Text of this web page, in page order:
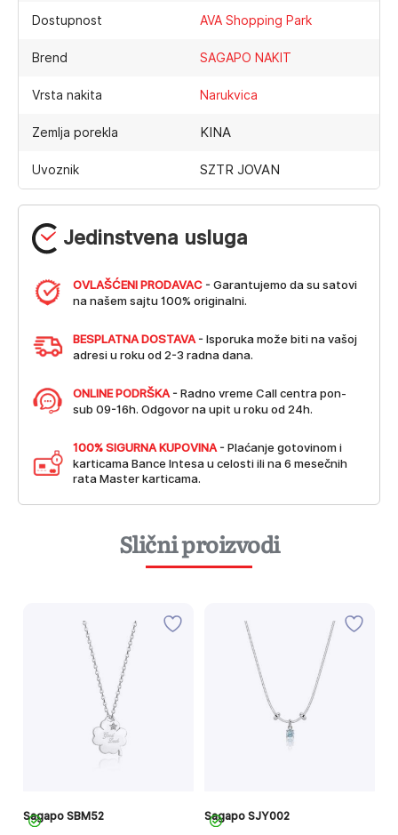
Jedinstvena usluga
OVLAŠĆENI PRODAVAC - Garantujemo da su satovi
na našem sajtu 100% originalni.
BESPLATNA DOSTAVA - Isporuka može biti na vašoj
adresi u roku od 2-3 radna dana.
ONLINE PODRŠKA - Radno vreme Call centra pon-
sub 09-16h. Odgovor na upit u roku od 24h.
100% SIGURNA KUPOVINA - Plaćanje gotovinom i
karticama Bance Intesa u celosti ili na 6 mesečnih
rata Master karticama.
Dostupnost AVA Shopping Park
Brend SAGAPO NAKIT
Vrsta nakita Narukvica
Zemlja porekla KINA
Uvoznik SZTR JOVAN
Slični proizvodi
Sagapo SBM52 Sagapo SJY002